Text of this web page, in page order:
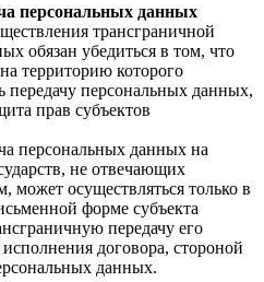
персональных данных
трансграничной
обязан убедиться в том, что
территорию которого
передачу персональных данных,
прав субъектов
персональных данных на
не отвечающих
осуществляться только в
форме субъекта
передачу его
договора, стороной
данных.